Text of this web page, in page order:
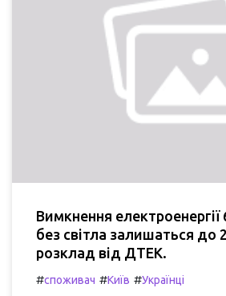
Вимкнення
без світла залишаться до
розклад від ДТЕК.
#споживач #Київ #Українці